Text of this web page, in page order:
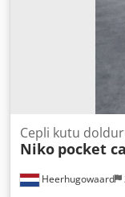
Heerhugowaard
Cepli kutu
Niko pocket